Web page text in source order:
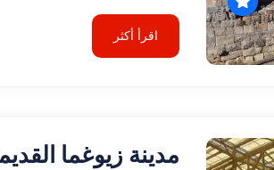
اقرأ أكثر
مدينة زيوغما